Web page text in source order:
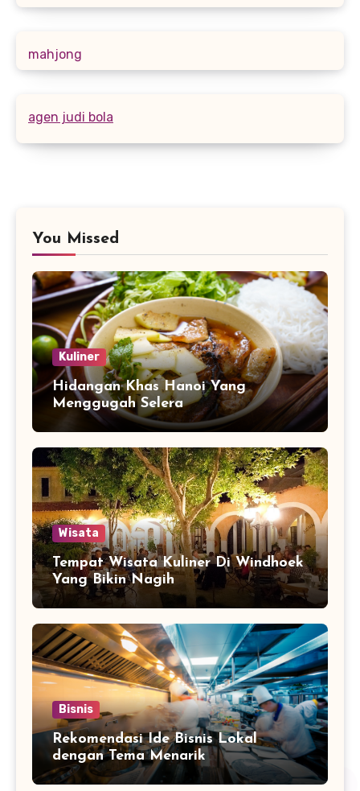
mahjong
agen judi bola
You Missed
Kuliner
Hidangan Khas Hanoi Yang
Menggugah Selera
Wisata
Tempat Wisata Kuliner Di Windhoek
Yang Bikin Nagih
Bisnis
Rekomendasi Ide Bisnis Lokal
dengan Tema Menarik